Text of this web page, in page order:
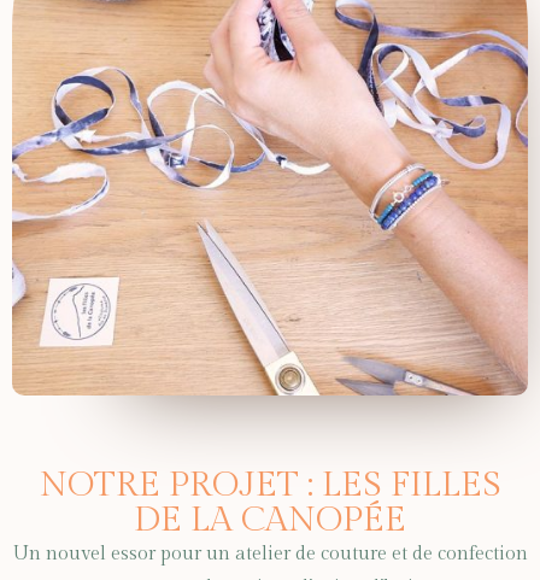
NOTRE PROJET : LES FILLES
DE LA CANOPÉE
Un nouvel essor pour un atelier de couture et de confection